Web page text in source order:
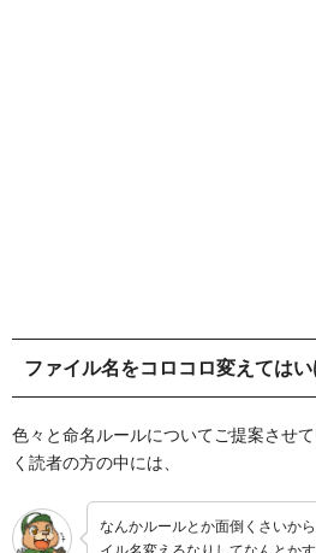
ファイル名をコロコロ変えては
色々と命名ルールについてご提案させ
く読者の方の中には、
なんかルールとか面倒くさいか